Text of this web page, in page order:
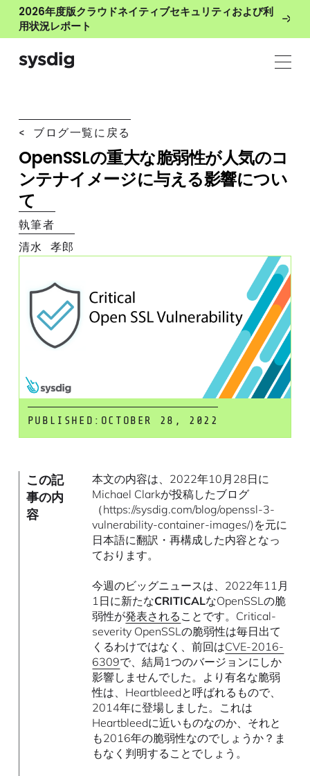
2026年度版クラウドネイティブセキュリティおよび利
用状況レポート
< ブログ一覧に戻る
OpenSSLの重大な脆弱性が人気のコ
ンテナイメージに与える影響につい
て
執筆者
清水 孝郎
PUBLISHED: OCTOBER 28, 2022
この記
事の内
容
本文の内容は、2022年10月28日に
Michael Clarkが投稿したブログ
（https://sysdig.com/blog/openssl-3-
vulnerability-container-images/)を元に
日本語に翻訳・再構成した内容となっ
ております。
今週のビッグニュースは、2022年11月
1日に新たなCRITICALなOpenSSLの脆
弱性が発表される ことです。Critical-
severity OpenSSLの脆弱性は毎日出て
くるわけではなく、前回はCVE-2016-
6309で、結局1つのバージョンにしか
影響しませんでした。より有名な脆弱
性は、Heartbleedと呼ばれるもので、
2014年に登場しました。これは
Heartbleedに近いものなのか、それと
も2016年の脆弱性なのでしょうか？ま
もなく判明することでしょう。